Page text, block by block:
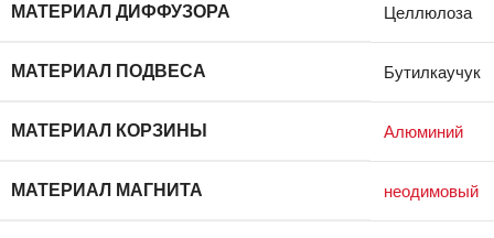
МАТЕРИАЛ ДИФФУЗОРА Целлюлоза
МАТЕРИАЛ ПОДВЕСА Бутилкаучук
МАТЕРИАЛ КОРЗИНЫ Алюминий
МАТЕРИАЛ МАГНИТА неодимовый